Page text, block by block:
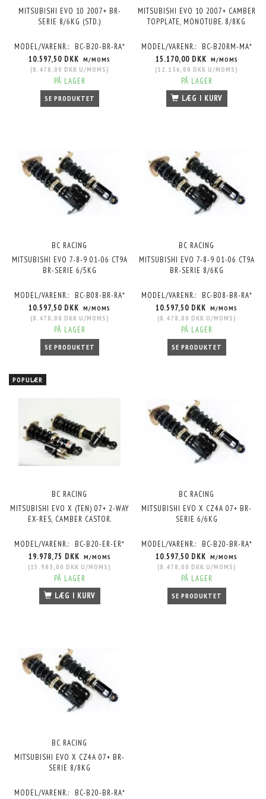
MITSUBISHI EVO 10 2007+ BR-
SERIE 8/6KG (STD.)
MODEL/VARENR.:
BC-B20-BR-RA*
10.597,50 DKK M/MOMS
(8.478,00 DKK U/MOMS )
PÅ LAGER
SE PRODUKTET
MITSUBISHI EVO 10 2007+ CAMBER
TOPPLATE, MONOTUBE. 8/8KG
MODEL/VARENR.:
BC-B20RM-MA*
15.170,00 DKK M/MOMS
(12.136,00 DKK U/MOMS )
PÅ LAGER
LÆG I KURV
BC RACING
MITSUBISHI EVO 7-8-9 01-06 CT9A
BR-SERIE 6/5KG
MODEL/VARENR.:
BC-B08-BR-RA*
10.597,50 DKK M/MOMS
(8.478,00 DKK U/MOMS )
PÅ LAGER
SE PRODUKTET
BC RACING
MITSUBISHI EVO 7-8-9 01-06 CT9A
BR-SERIE 8/6KG
MODEL/VARENR.:
BC-B08-BR-RA*
10.597,50 DKK M/MOMS
(8.478,00 DKK U/MOMS )
PÅ LAGER
SE PRODUKTET
POPULÆR
BC RACING
MITSUBISHI EVO X (TEN) 07+ 2-WAY
EX-RES, CAMBER CASTOR.
MODEL/VARENR.:
BC-B20-ER-ER*
19.978,75 DKK M/MOMS
(15.983,00 DKK U/MOMS )
PÅ LAGER
LÆG I KURV
BC RACING
MITSUBISHI EVO X CZ4A 07+ BR-
SERIE 6/6KG
MODEL/VARENR.:
BC-B20-BR-RA*
10.597,50 DKK M/MOMS
(8.478,00 DKK U/MOMS )
PÅ LAGER
SE PRODUKTET
BC RACING
MITSUBISHI EVO X CZ4A 07+ BR-
SERIE 8/8KG
MODEL/VARENR.:
BC-B20-BR-RA*